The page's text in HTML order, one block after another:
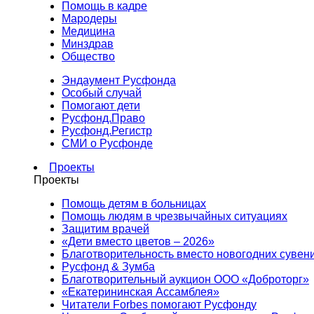
Помощь в кадре
Мародеры
Медицина
Минздрав
Общество
Эндаумент Русфонда
Особый случай
Помогают дети
Русфонд.Право
Русфонд.Регистр
СМИ о Русфонде
Проекты
Проекты
Помощь детям в больницах
Помощь людям в чрезвычайных ситуациях
Защитим врачей
«Дети вместо цветов – 2026»
Благотворительность вместо новогодних
Русфонд & Зумба
Благотворительный аукцион ООО «Доброторг»
«Екатерининская Ассамблея»
Читатели Forbes помогают Русфонду